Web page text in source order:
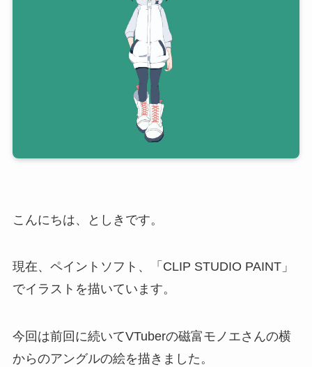
こんにちは、としきです。
現在、ペイントソフト、「CLIP STUDIO PAINT」
でイラストを描いています。
今回は前回に続いてVTuberの磁富モノエさんの横
からのアングルの絵を描きました。